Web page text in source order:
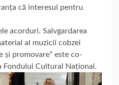
că interesul pentru
acorduri. Salvgardarea
al muzicii cobzei
promovare” este co-
Cultural Național.